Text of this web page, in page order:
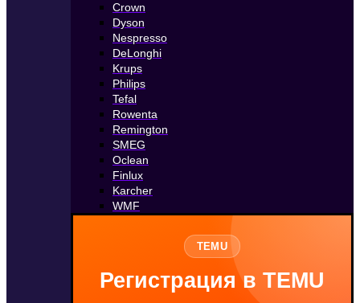
Crown
Dyson
Nespresso
DeLonghi
Krups
Philips
Tefal
Rowenta
Remington
SMEG
Oclean
Finlux
Karcher
WMF
TEMU
Регистрация в TEMU